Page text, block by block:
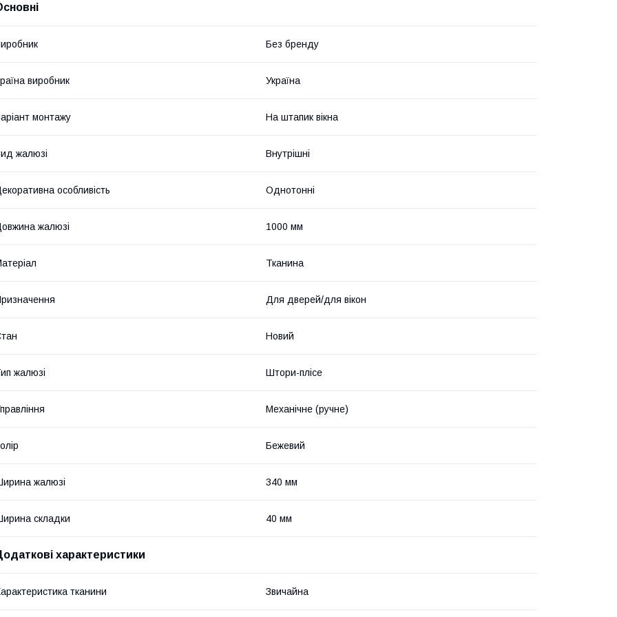
Без бренду
виробник Україна
монтажу На штапик вікна
жалюзі Внутрішні
особливість Однотонні
жалюзі 1000 мм
Тканина
Для дверей/для вікон
Новий
жалюзі Штори-плісе
Механічне (ручне)
Бежевий
жалюзі 340 мм
складки 40 мм
характеристики
тканини Звичайна